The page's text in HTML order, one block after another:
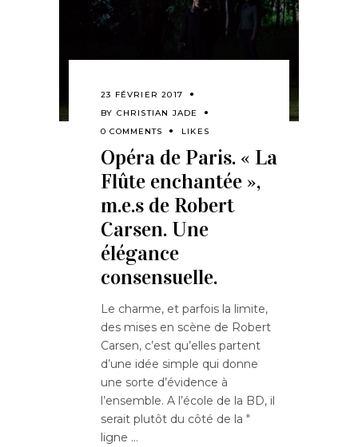
23 FÉVRIER 2017
BY CHRISTIAN JADE
0 COMMENTS
LIKES
Opéra de Paris. « La
Flûte enchantée »,
m.e.s de Robert
Carsen. Une
élégance
consensuelle.
Le charme, et parfois la limite,
des mises en scène de Robert
Carsen, c’est qu’elles partent
d’une idée simple qui donne
une sorte d’évidence à
l’ensemble. A l’école de la BD, il
serait plutôt du côté de la "
ligne